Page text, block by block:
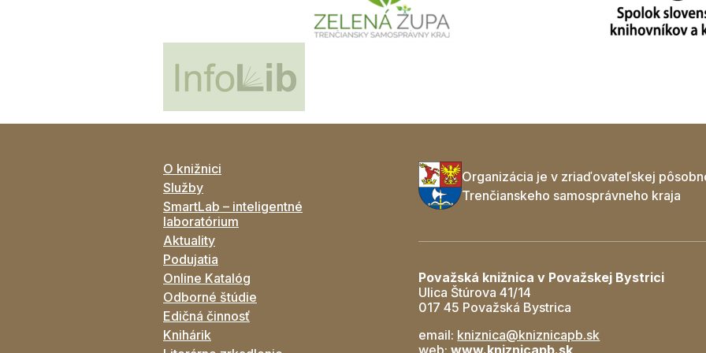
O knižnici
Služby
SmartLab – inteligentné
laboratórium
Aktuality
Podujatia
Online Katalóg
Odborné štúdie
Edičná činnosť
Knihárik
Organizácia je v zriaďovateľskej
Trenčianskeho samosprávneho kraja
Považská knižnica v Považskej Bystrici
Ulica Štúrova 41/14
017 45 Považská Bystrica
email: kniznica@kniznicapb.sk